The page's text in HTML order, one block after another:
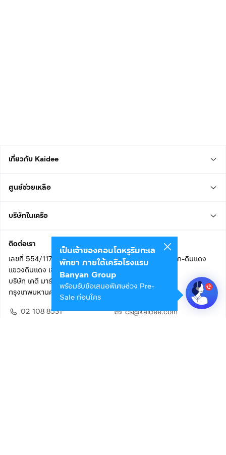
เกี่ยวกับ Kaidee
ศูนย์ช่วยเหลือ
บริษัทในเครือ
ติดต่อเรา
เลขที่ 554/117 อาคารสกายไนน์ เซ็นเตอร์ ชั้น 22 ถนนอโศก-ดินแดง
แขวงดินแดง เขตดินแดง
บริษัท เคดี มาร์เก็ตเพลส จำกัด (สำนักงานใหญ่)
กรุงเทพมหานคร 10400
02 108 8531
cs@kaidee.com
เป็นเจ้าของคอนโดหรูริมทะเล
พัทยา ภายใต้เครือโรงแรม
Banyan Group
พร้อมรับข้อเสนอพิเศษช่วง Pre-
Sale ก่อนใคร